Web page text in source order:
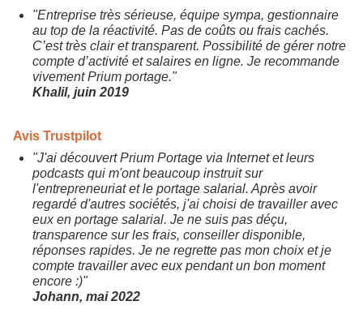
"Entreprise très sérieuse, équipe sympa, gestionnaire
au top de la réactivité. Pas de coûts ou frais cachés.
C’est très clair et transparent. Possibilité de gérer notre
compte d’activité et salaires en ligne. Je recommande
vivement Prium portage."
Khalil, juin 2019
Avis Trustpilot
"J'ai découvert Prium Portage via Internet et leurs
podcasts qui m'ont beaucoup instruit sur
l'entrepreneuriat et le portage salarial. Après avoir
regardé d'autres sociétés, j'ai choisi de travailler avec
eux en portage salarial. Je ne suis pas déçu,
transparence sur les frais, conseiller disponible,
réponses rapides. Je ne regrette pas mon choix et je
compte travailler avec eux pendant un bon moment
encore :)"
Johann, mai 2022